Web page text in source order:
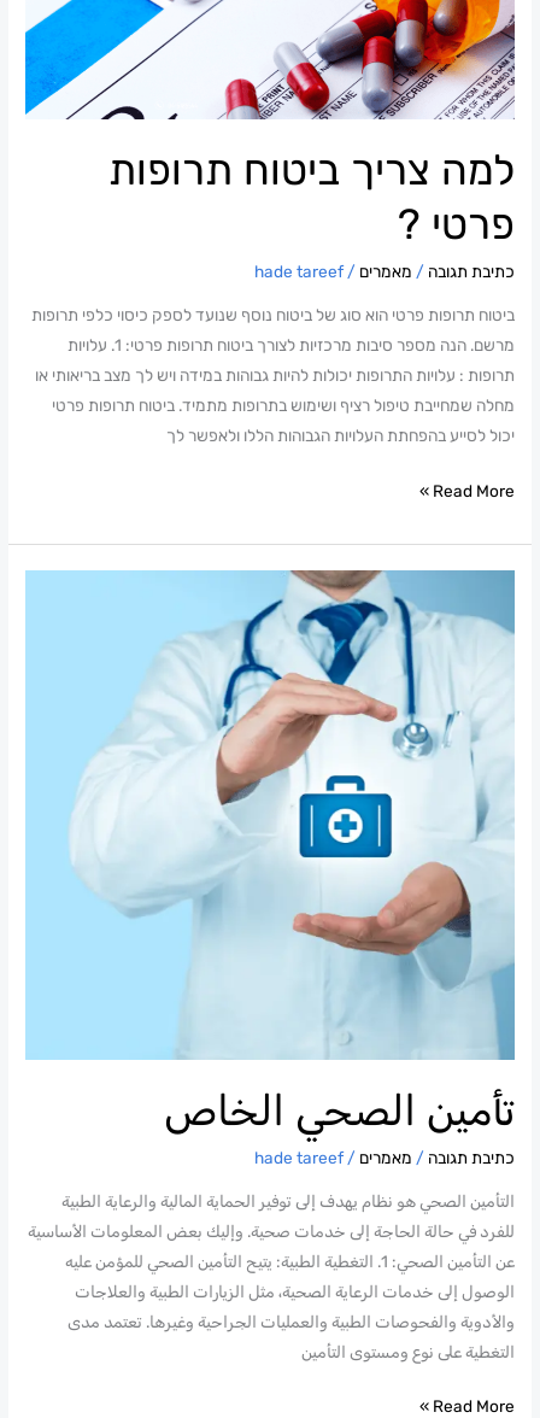
למה צריך ביטוח תרופות
פרטי ?
כתיבת תגובה / מאמרים /
hade tareef
ביטוח תרופות פרטי הוא סוג של ביטוח נוסף שנועד לספק כיסוי כלפי תרופות
מרשם. הנה מספר סיבות מרכזיות לצורך ביטוח תרופות פרטי: 1. עלויות
תרופות : עלויות התרופות יכולות להיות גבוהות במידה ויש לך מצב בריאותי או
מחלה שמחייבת טיפול רציף ושימוש בתרופות מתמיד. ביטוח תרופות פרטי
יכול לסייע בהפחתת העלויות הגבוהות הללו ולאפשר לך
צריך
ביטוח
תרופות
פרטי
Read More »
تأمين الصحي الخاص
כתיבת תגובה / מאמרים /
hade tareef
التأمين الصحي هو نظام يهدف إلى توفير الحماية المالية والرعاية الطبية
للفرد في حالة الحاجة إلى خدمات صحية. وإليك بعض المعلومات الأساسية
عن التأمين الصحي: 1. التغطية الطبية: يتيح التأمين الصحي للمؤمن عليه
الوصول إلى خدمات الرعاية الصحية، مثل الزيارات الطبية والعلاجات
والأدوية والفحوصات الطبية والعمليات الجراحية وغيرها. تعتمد مدى
التغطية على نوع ومستوى التأمين
الصحي
Read More »